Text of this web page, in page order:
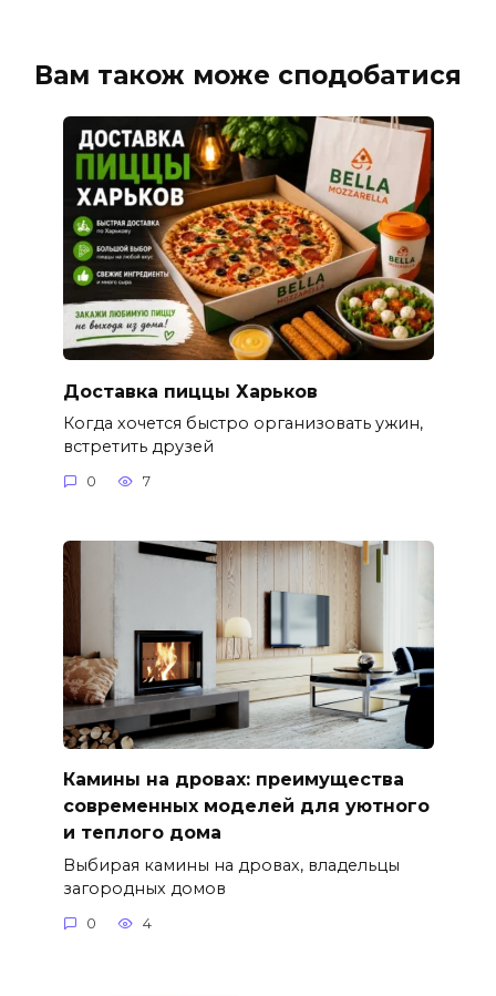
Вам також може сподобатися
Доставка пиццы Харьков
Когда хочется быстро организовать ужин,
встретить друзей
0 7
Камины на дровах: преимущества
современных моделей для уютного
и теплого дома
Выбирая камины на дровах, владельцы
загородных домов
0 4